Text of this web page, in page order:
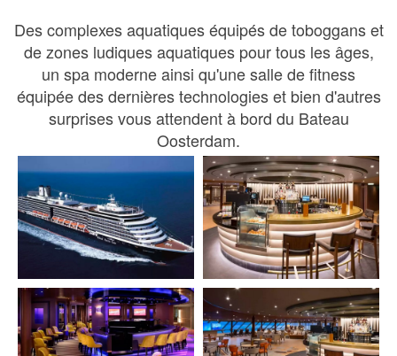
Des complexes aquatiques équipés de toboggans et
de zones ludiques aquatiques pour tous les âges,
un spa moderne ainsi qu'une salle de fitness
équipée des dernières technologies et bien d'autres
surprises vous attendent à bord du Bateau
Oosterdam.